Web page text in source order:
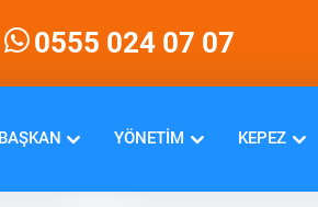
0555 024 07 07
BAŞKAN YÖNETIM KEPEZ